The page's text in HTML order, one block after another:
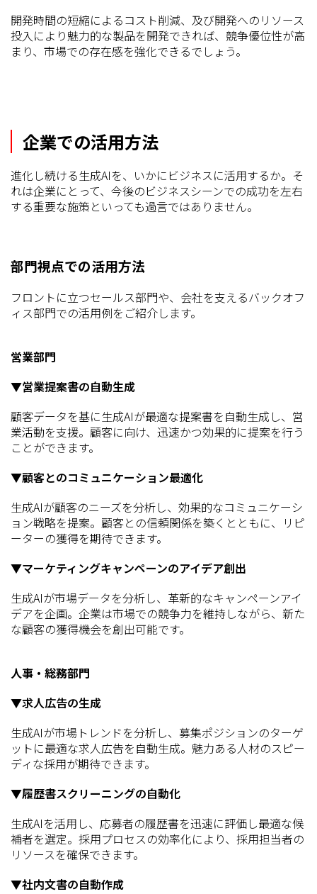
開発時間の短縮によるコスト削減、及び開発へのリソース
投入により魅力的な製品を開発できれば、競争優位性が高
まり、市場での存在感を強化できるでしょう。
企業での活用方法
進化し続ける生成AIを、いかにビジネスに活用するか。そ
れは企業にとって、今後のビジネスシーンでの成功を左右
する重要な施策といっても過言ではありません。
部門視点での活用方法
フロントに立つセールス部門や、会社を支えるバックオフ
ィス部門での活用例をご紹介します。
営業部門
▼営業提案書の自動生成
顧客データを基に生成AIが最適な提案書を自動生成し、営
業活動を支援。顧客に向け、迅速かつ効果的に提案を行う
ことができます。
▼顧客とのコミュニケーション最適化
生成AIが顧客のニーズを分析し、効果的なコミュニケーシ
ョン戦略を提案。顧客との信頼関係を築くとともに、リピ
ーターの獲得を期待できます。
▼マーケティングキャンペーンのアイデア創出
生成AIが市場データを分析し、革新的なキャンペーンアイ
デアを企画。企業は市場での競争力を維持しながら、新た
な顧客の獲得機会を創出可能です。
人事・総務部門
▼求人広告の生成
生成AIが市場トレンドを分析し、募集ポジションのターゲ
ットに最適な求人広告を自動生成。魅力ある人材のスピー
ディな採用が期待できます。
▼履歴書スクリーニングの自動化
生成AIを活用し、応募者の履歴書を迅速に評価し最適な候
補者を選定。採用プロセスの効率化により、採用担当者の
リソースを確保できます。
▼社内文書の自動作成